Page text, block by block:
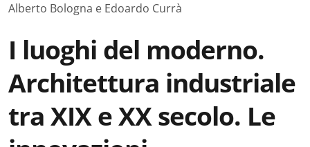
Alberto Bologna e Edoardo Currà
I luoghi del moderno.
Architettura industriale
tra XIX e XX secolo. Le